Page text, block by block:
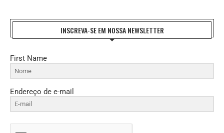
INSCREVA-SE EM NOSSA NEWSLETTER
First Name
Endereço de e-mail